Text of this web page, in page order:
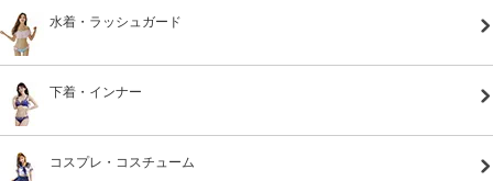
水着・ラッシュガード
下着・インナー
コスプレ・コスチューム